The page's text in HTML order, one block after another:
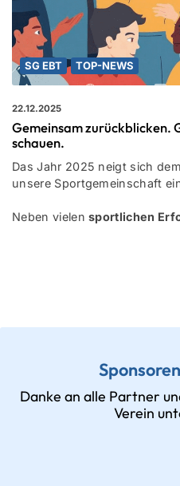
SG EBT TOP-NEWS
22.12.2025
Gemeinsam zurückblicken.
schauen.
Das Jahr 2025 neigt sich
unsere Sportgemeinschaft
Neben vielensportlichen
Danke an alle Partner
Verein